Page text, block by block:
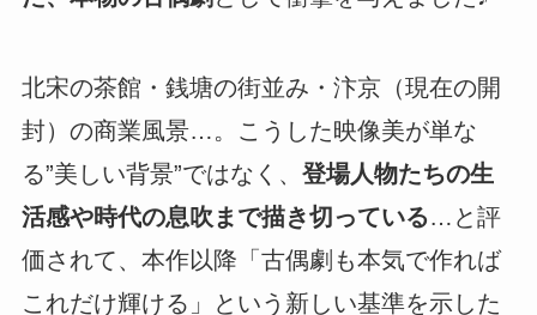
北宋の茶館・銭塘の街並み・汴京（現在の開
封）の商業風景…。こうした映像美が単な
る”美しい背景”ではなく、 登場人物たちの生
活感や時代の息吹まで描き切っている…と評
価されて、本作以降「古偶劇も本気で作れば
これだけ輝ける」という新しい基準を示した